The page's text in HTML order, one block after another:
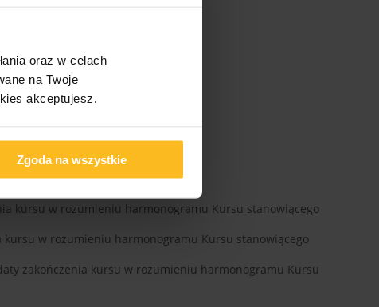
oraz w celach
na Twoje
akceptujesz.
Zgoda na wszystkie
kursu w rozumieniu harmonogramu Kursu stanowiącego
w rozumieniu harmonogramu Kursu stanowiącego
zakończenia kursu w rozumieniu harmonogramu Kursu